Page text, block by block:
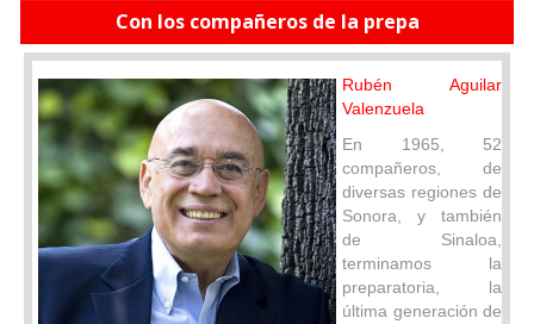
Con los compañeros de la prepa
Rubén Aguilar
Valenzuela
En 1965, 52
compañeros, de
diversas regiones de
Sonora, y también
de Sinaloa,
terminamos la
preparatoria, la
última generación de